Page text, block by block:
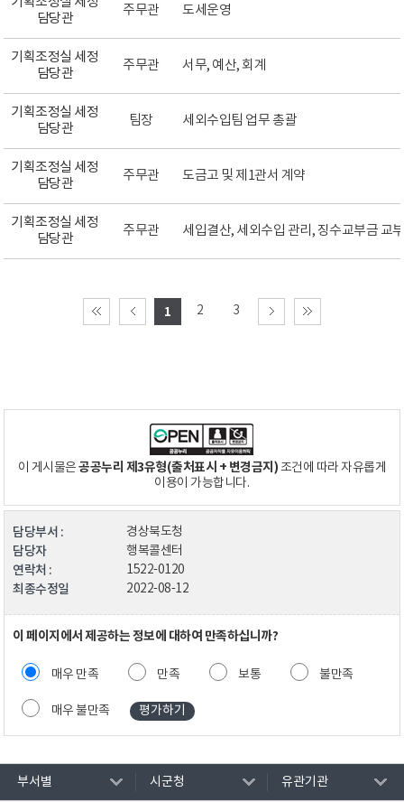
담당관
주무관 도세운영
기획조정실 세정
담당관
주무관 서무, 예산, 회계
기획조정실 세정
담당관
팀장 세외수입팀 업무 총괄
기획조정실 세정
담당관
주무관 도금고 및 제1관서 계약
기획조정실 세정
담당관
주무관 세입결산, 세외수입 관리, 징수교부금 교부
1 2 3
이 게시물은공공누리 제3유형(출처표시 + 변경금지)조건에 따라 자유롭게
이용이 가능합니다.
담당부서 : 경상북도청
담당자 행복콜센터
연락처 : 1522-0120
최종수정일 2022-08-12
이 페이지에서 제공하는 정보에 대하여 만족하십니까?
매우 만족 만족 보통 불만족
매우 불만족
부서별 시군청 유관기관